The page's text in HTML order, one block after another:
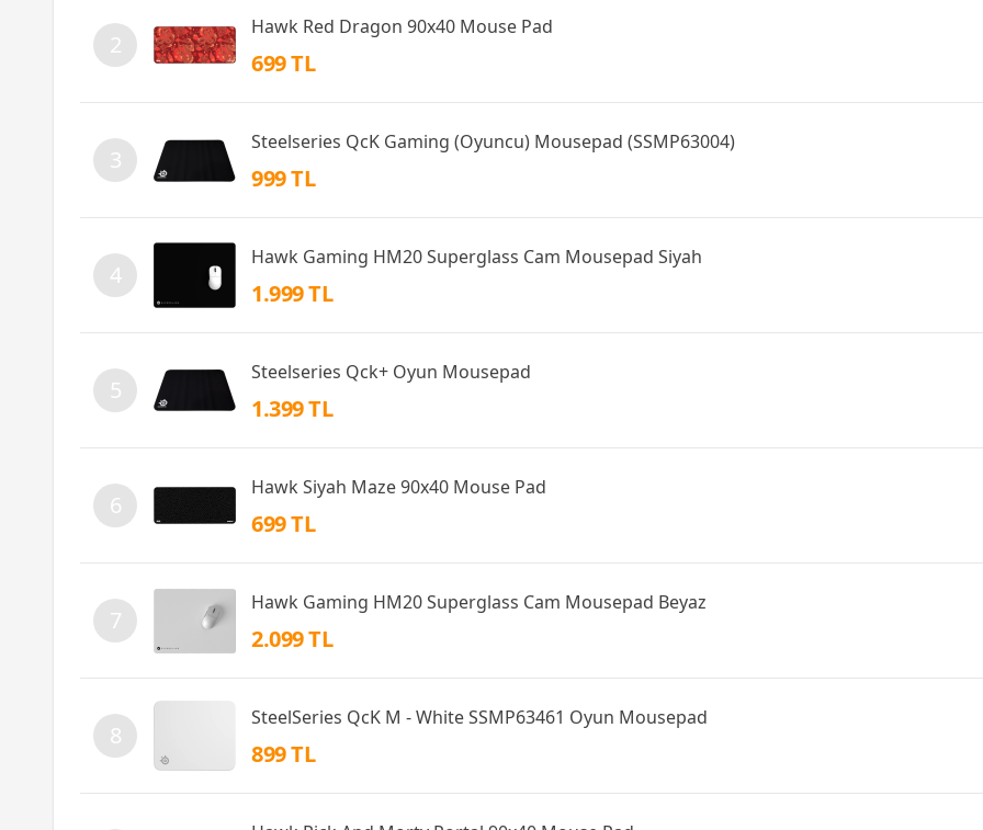
2
Hawk Red Dragon 90x40 Mouse Pad
699 TL
3
Steelseries QcK Gaming (Oyuncu) Mousepad (SSMP63004)
999 TL
4
Hawk Gaming HM20 Superglass Cam Mousepad Siyah
1.999 TL
5
Steelseries Qck+ Oyun Mousepad
1.399 TL
6
Hawk Siyah Maze 90x40 Mouse Pad
699 TL
7
Hawk Gaming HM20 Superglass Cam Mousepad Beyaz
2.099 TL
8
SteelSeries QcK M - White SSMP63461 Oyun Mousepad
899 TL